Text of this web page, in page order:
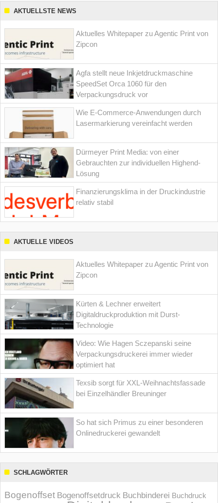
AKTUELLSTE NEWS
Aktuelles Whitepaper zu Agentic Print von
Zipcon
Agfa stellt neue Inkjetdruckmaschine
SpeedSet Orca 1060 für den
Verpackungsdruck vor
Wie E-Commerce-Anwendungen durch
Lasermarkierung vereinfacht werden
Dürmeyer Print Media: von einer
Gebrauchten zur individuellen Highend-
Lösung
Finanzierungsklima in der Druckindustrie
relativ stabil
AKTUELLE VIDEOS
Aktuelles Whitepaper zu Agentic Print von
Zipcon
Kürten & Lechner erweitert
Digitaldruckproduktion mit Durst-
Technologie
Video: Wie Hagen Sczepanski seine
Verpackungsdruckerei immer wieder
optimiert hat
Texsib sorgt für XXL-Weihnachtsfassade
bei Einzelhändler Breuninger
So hat sich Primus zu einer besonderen
Onlinedruckerei gewandelt
SCHLAGWÖRTER
Bogenoffset Bogenoffsetdruck Buchbinderei Buchdruck